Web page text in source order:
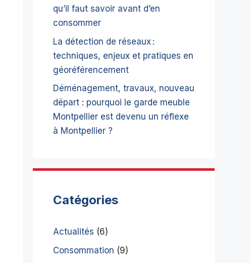
qu’il faut savoir avant d’en
consommer
La détection de réseaux :
techniques, enjeux et pratiques en
géoréférencement
Déménagement, travaux, nouveau
départ : pourquoi le garde meuble
Montpellier est devenu un réflexe
à Montpellier ?
Catégories
Actualités (6)
Consommation (9)